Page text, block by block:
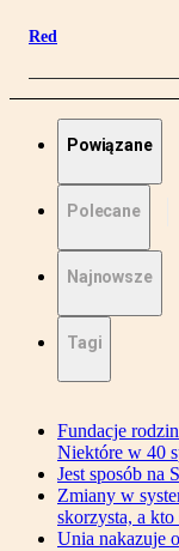
Red
Powiązane
Polecane
Najnowsze
Tagi
Fundacje
Niektóre w 40
Jest sposób na
Zmiany w
skorzysta, a kto
Unia nakazuje